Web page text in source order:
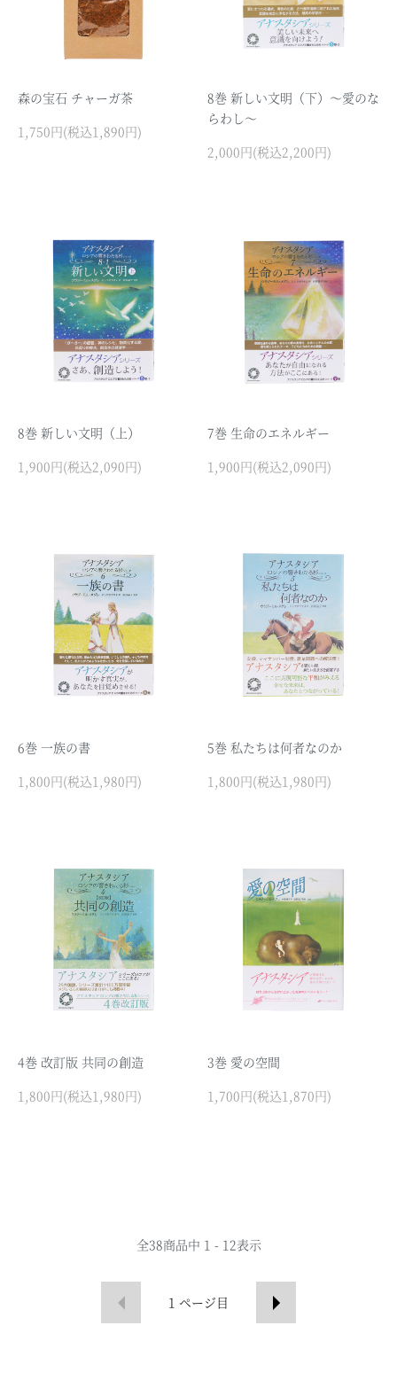
森の宝石 チャーガ茶
1,750円(税込1,890円)
8巻 新しい文明（下）～愛のな
らわし～
2,000円(税込2,200円)
8巻 新しい文明（上）
1,900円(税込2,090円)
7巻 生命のエネルギー
1,900円(税込2,090円)
6巻 一族の書
1,800円(税込1,980円)
5巻 私たちは何者なのか
1,800円(税込1,980円)
4巻 改訂版 共同の創造
1,800円(税込1,980円)
3巻 愛の空間
1,700円(税込1,870円)
全38商品中 1 - 12表示
1 ページ目